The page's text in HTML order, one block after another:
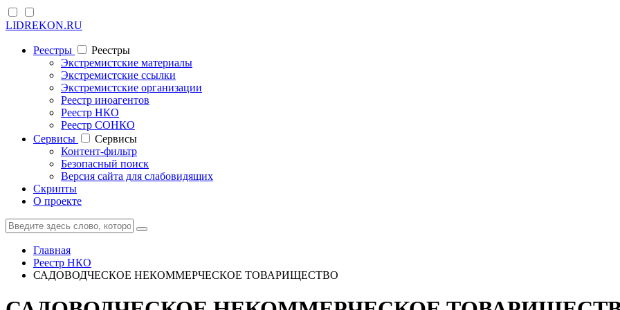
LIDREKON.RU
Реестры
Реестры
Экстремистские материалы
Экстремистские ссылки
Экстремистские организации
Реестр иноагентов
Реестр НКО
Реестр СОНКО
Cервисы
Cервисы
Контент-фильтр
Безопасный поиск
Версия сайта для слабовидящих
Скрипты
О проекте
Главная
Реестр НКО
САДОВОДЧЕСКОЕ НЕКОММЕРЧЕСКОЕ ТОВАРИЩЕСТВО